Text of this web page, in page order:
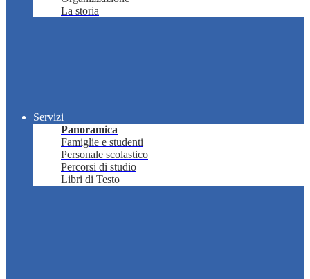
La storia
Servizi
Panoramica
Famiglie e studenti
Personale scolastico
Percorsi di studio
Libri di Testo